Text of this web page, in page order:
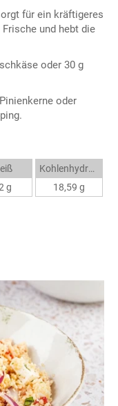
für ein kräftigeres
und hebt die
oder 30 g
oder
g
Kohlenhydrate
18,59 g